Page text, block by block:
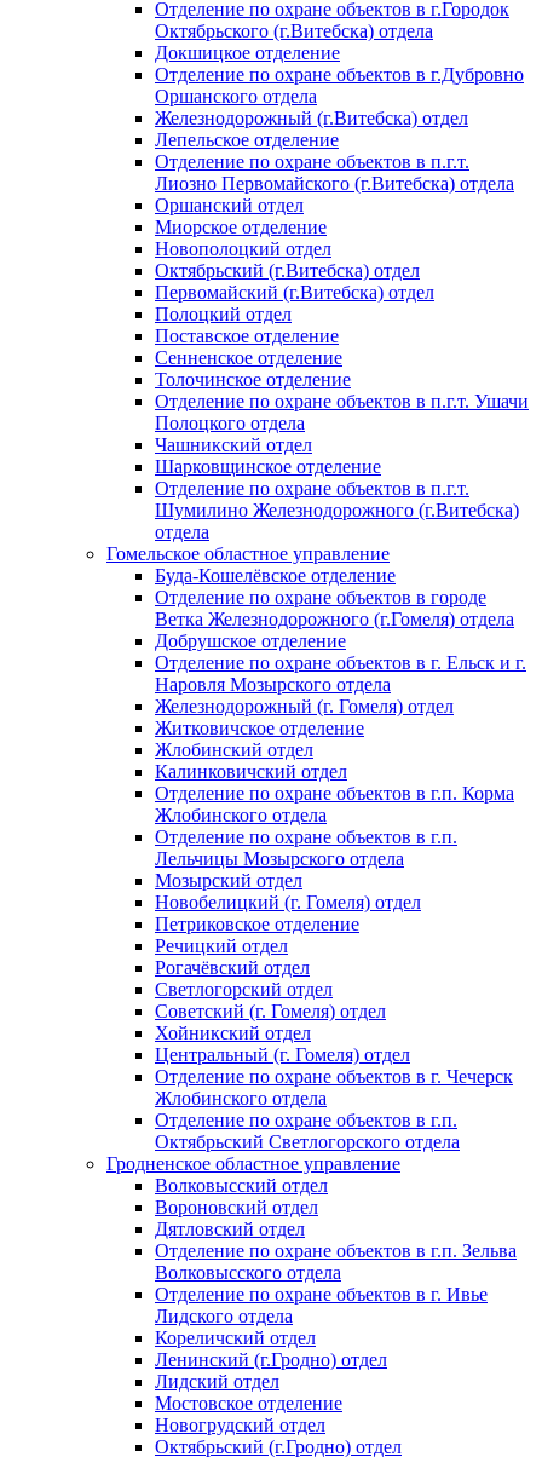
Отделение по охране объектов в г.Городок
Октябрьского (г.Витебска) отдела
Докшицкое отделение
Отделение по охране объектов в г.Дубровно
Оршанского отдела
Железнодорожный (г.Витебска) отдел
Лепельское отделение
Отделение по охране объектов в п.г.т.
Лиозно Первомайского (г.Витебска) отдела
Оршанский отдел
Миорское отделение
Новополоцкий отдел
Октябрьский (г.Витебска) отдел
Первомайский (г.Витебска) отдел
Полоцкий отдел
Поставское отделение
Сенненское отделение
Толочинское отделение
Отделение по охране объектов в п.г.т. Ушачи
Полоцкого отдела
Чашникский отдел
Шарковщинское отделение
Отделение по охране объектов в п.г.т.
Шумилино Железнодорожного (г.Витебска)
отдела
Гомельское областное управление
Буда-Кошелёвское отделение
Отделение по охране объектов в городе
Ветка Железнодорожного (г.Гомеля) отдела
Добрушское отделение
Отделение по охране объектов в г. Ельск и г.
Наровля Мозырского отдела
Железнодорожный (г. Гомеля) отдел
Житковичское отделение
Жлобинский отдел
Калинковичский отдел
Отделение по охране объектов в г.п. Корма
Жлобинского отдела
Отделение по охране объектов в г.п.
Лельчицы Мозырского отдела
Мозырский отдел
Новобелицкий (г. Гомеля) отдел
Петриковское отделение
Речицкий отдел
Рогачёвский отдел
Светлогорский отдел
Советский (г. Гомеля) отдел
Хойникский отдел
Центральный (г. Гомеля) отдел
Отделение по охране объектов в г. Чечерск
Жлобинского отдела
Отделение по охране объектов в г.п.
Октябрьский Светлогорского отдела
Гродненское областное управление
Волковысский отдел
Вороновский отдел
Дятловский отдел
Отделение по охране объектов в г.п. Зельва
Волковысского отдела
Отделение по охране объектов в г. Ивье
Лидского отдела
Кореличский отдел
Ленинский (г.Гродно) отдел
Лидский отдел
Мостовское отделение
Новогрудский отдел
Октябрьский (г.Гродно) отдел